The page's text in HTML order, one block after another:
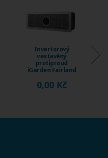
Invertorový
vestavěný
protiproud
iGarden Fairland
...
0,00 Kč